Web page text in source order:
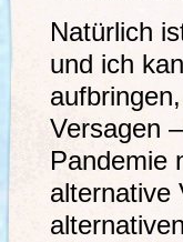
Natürlich
und ich
Versagen
Pandemie
alternative